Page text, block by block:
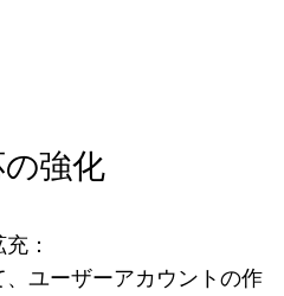
強化
：
ユーザーアカウントの作